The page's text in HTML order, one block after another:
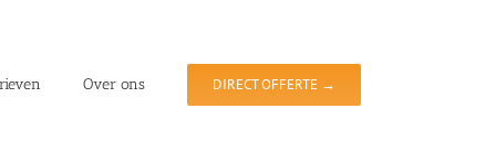
Over ons DIRECT OFFERTE →